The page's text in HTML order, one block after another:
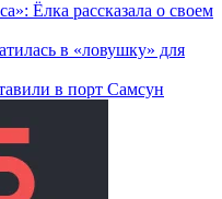
Ё‌лка рассказала о своем
в «ловушку» для
в порт Самсун